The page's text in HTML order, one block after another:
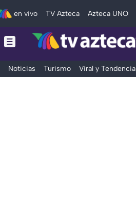
en vivo TV Azteca Azteca UNO
Noticias Turismo Viral y Tendencia